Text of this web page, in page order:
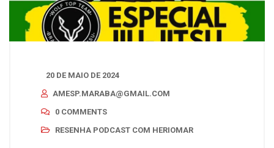
20 DE MAIO DE 2024
AMESP.MARABA@GMAIL.COM
0 COMMENTS
RESENHA PODCAST COM HERIOMAR